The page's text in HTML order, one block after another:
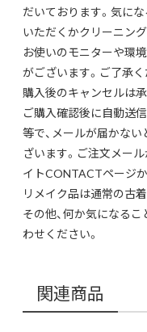
だいております。気に
いただくかクリーニン
お使いのモニターや環
がございます。ご了承く
購入後のキャンセルは
ご購入確認後に自動送
等で、メールが届かな
ざいます。ご注文メー
イトCONTACTページ
リメイク品は通常の古
その他、何か気になる
わせください。
関連商品